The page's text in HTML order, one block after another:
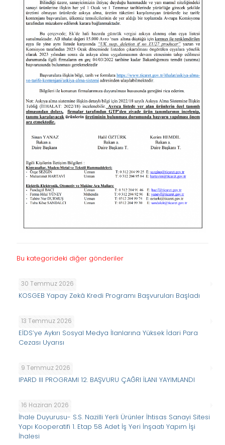
Bu kategorideki diğer gönderiler
30 Temmuz 2026
KOSGEB Yapay Zekâ Kredi Programı Başvuruları Başladı
13 Temmuz 2026
EİDS’ye Aykırı Sosyal Medya İlanlarına Yüksek İdari Para
Cezası Uyarısı
9 Temmuz 2026
IPARD III PROGRAMI 12. BAŞVURU ÇAĞRI İLANI YAYIMLANDI
16 Haziran 2026
İhale Duyurusu- S.S. Nazilli Yerli Ürünler İhtisas Sanayi Sitesi
Yapı Kooperatifi 1. Etap 58 Adet İş Yeri İnşaatı Yapım İşi
İhalesi